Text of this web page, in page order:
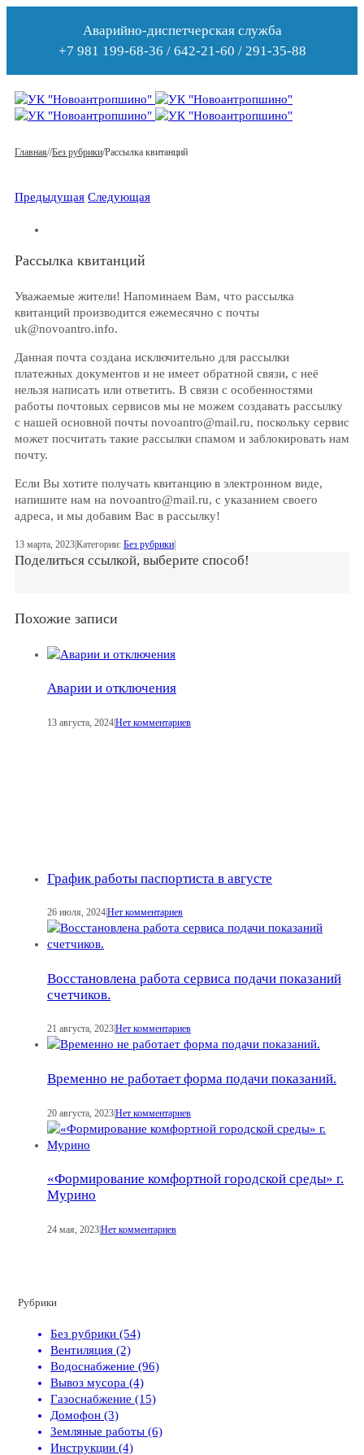
Аварийно-диспетчерская служба
+7 981 199-68-36 / 642-21-60 / 291-35-88
Главная//Без рубрики/Рассылка квитанций
Предыдущая Следующая
Рассылка квитанций
Уважаемые жители! Напоминаем Вам, что рассылка
квитанций производится ежемесячно с почты
uk@novoantro.info.
Данная почта создана исключительно для рассылки
платежных документов и не имеет обратной связи, с неё
нельзя написать или ответить. В связи с особенностями
работы почтовых сервисов мы не можем создавать рассылку
с нашей основной почты novoantro@mail.ru, поскольку сервис
может посчитать такие рассылки спамом и заблокировать нам
почту.
Если Вы хотите получать квитанцию в электронном виде,
напишите нам на novoantro@mail.ru, с указанием своего
адреса, и мы добавим Вас в рассылку!
13 марта, 2023|Категории: Без рубрики|
Поделиться ссылкой, выберите способ!
Похожие записи
Аварии и отключения
13 августа, 2024Нет комментариев
График работы паспортиста в августе
26 июля, 2024Нет комментариев
Восстановлена работа сервиса подачи показаний
счетчиков.
21 августа, 2023Нет комментариев
Временно не работает форма подачи показаний.
20 августа, 2023|Нет комментариев
«Формирование комфортной городской среды» г.
Мурино
24 мая, 2023|Нет комментариев
Рубрики
Без рубрики (54)
Вентиляция (2)
Водоснабжение (96)
Вывоз мусора (4)
Газоснабжение (15)
Домофон (3)
Земляные работы (6)
Инструкции (4)